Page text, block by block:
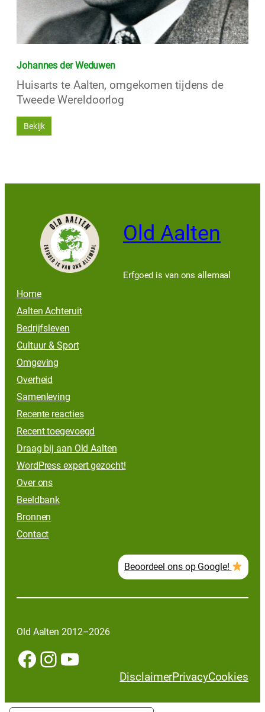
Johannes der Weduwen
Huisarts te Aalten, omgekomen tijdens de
Tweede Wereldoorlog
Bekijk
Old Aalten
Erfgoed is van ons allemaal
Home
Aalten Achteruit
Bedrijfsleven
Cultuur & Sport
Omgeving
Overheid
Samenleving
Recente reacties
Recent toegevoegd
Draag bij aan Old Aalten
WordPress expert gezocht!
Over ons
Beeldbank
Bronnen
Contact
Beoordeel ons op Google!
Old Aalten 2012–2026
Facebook InstagramYouTube
DisclaimerPrivacyCookies